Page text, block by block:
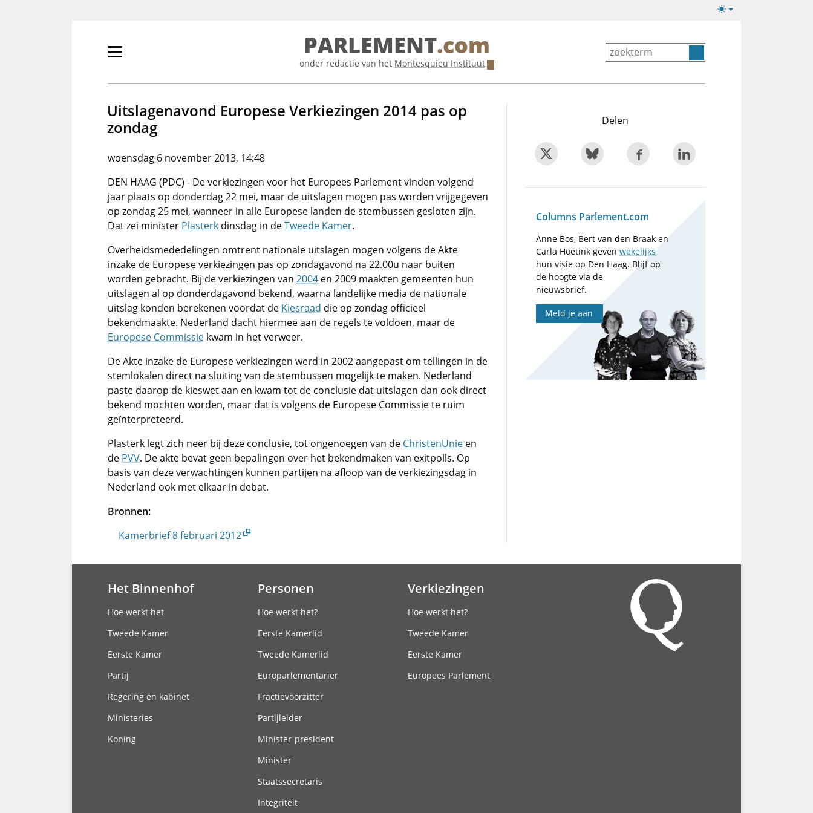
Lichte/donkere
Primair
tonen/verbergen
PARLEMENT.com
onder redactie van het Montesquieu Instituut
Uitslagenavond Europese Verkiezingen 2014 pas op
zondag
woensdag 6 november 2013, 14:48
DEN HAAG (PDC) - De verkiezingen voor het Europees Parlement vinden volgend
jaar plaats op donderdag 22 mei, maar de uitslagen mogen pas worden vrijgegeven
op zondag 25 mei, wanneer in alle Europese landen de stembussen gesloten zijn.
Dat zei minister Plasterk dinsdag in deTweede Kamer.
Overheidsmededelingen omtrent nationale uitslagen mogen volgens de Akte
inzake de Europese verkiezingen pas op zondagavond na 22.00u naar buiten
worden gebracht. Bij de verkiezingen van 2004 en 2009 maakten gemeenten hun
uitslagen al op donderdagavond bekend, waarna landelijke media de nationale
uitslag konden berekenen voordat de Kiesraad die op zondag officieel
bekendmaakte. Nederland dacht hiermee aan de regels te voldoen, maar de
Europese Commissie kwam in het verweer.
De Akte inzake de Europese verkiezingen werd in 2002 aangepast om tellingen in de
stemlokalen direct na sluiting van de stembussen mogelijk te maken. Nederland
paste daarop de kieswet aan en kwam tot de conclusie dat uitslagen dan ook direct
bekend mochten worden, maar dat is volgens de Europese Commissie te ruim
geïnterpreteerd.
Plasterk legt zich neer bij deze conclusie, tot ongenoegen van de ChristenUnie en
de PVV. De akte bevat geen bepalingen over het bekendmaken van exitpolls. Op
basis van deze verwachtingen kunnen partijen na afloop van de verkiezingsdag in
Nederland ook met elkaar in debat.
Bronnen:
Kamerbrief 8 februari 2012
Delen
Columns Parlement.com
Anne Bos, Bert van den Braak en
Carla Hoetink gevenwekelijks
hun visie op Den Haag. Blijf op
de hoogte via de
nieuwsbrief.
Meld je aan
Het Binnenhof
Hoe werkt het
Tweede Kamer
Eerste Kamer
Partij
Regering en kabinet
Ministeries
Koning
Personen
Hoe werkt het?
Eerste Kamerlid
Tweede Kamerlid
Europarlementariër
Fractievoorzitter
Partijleider
Minister-president
Minister
Staatssecretaris
Integriteit
Verkiezingen
Hoe werkt het?
Tweede Kamer
Eerste Kamer
Europees Parlement